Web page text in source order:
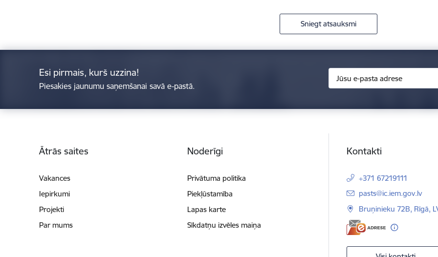
Sniegt atsauksmi
Esi pirmais, kurš uzzina!
Piesakies jaunumu saņemšanai savā e-pastā.
Ātrās saites
Vakances
Iepirkumi
Projekti
Par mums
Noderīgi
Privātuma politika
Piekļūstamība
Lapas karte
Sīkdatņu izvēles maiņa
Kontakti
+371 67219111
E-pasts:
pasts@ic.iem.gov.lv
Bruņinieku 72B, Rīgā,